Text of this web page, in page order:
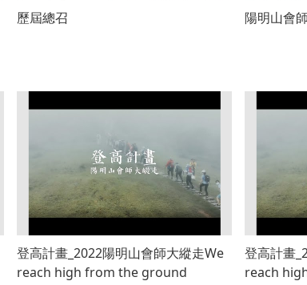
歷屆總召 陽明山會
登高計畫_2022陽明山會師大縱走We
reach high from the ground
登高計畫
reach